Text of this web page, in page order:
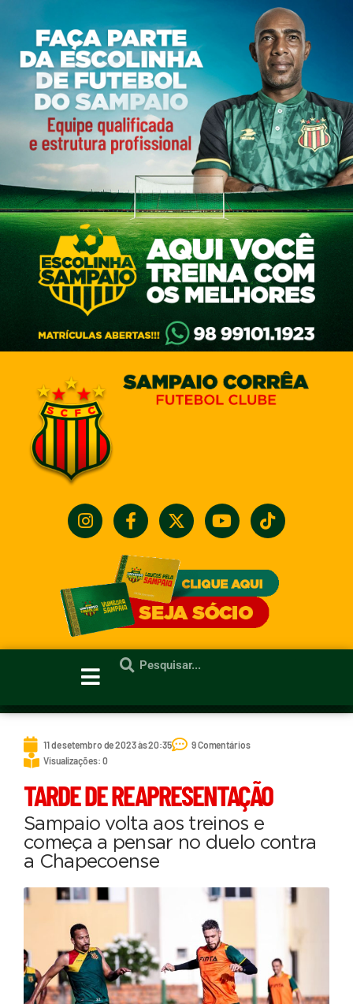
11 de setembro de 2023 às 20:35
9 Comentários
Visualizações: 0
TARDE DE REAPRESENTAÇÃO
Sampaio volta aos treinos e
começa a pensar no duelo contra
a Chapecoense